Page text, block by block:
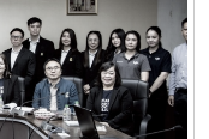
บริหารงานทรัพย์สินฯ
ด้ที่เบอร์ 053 875
(มี @) #MJU
แม่โจ้ #กองบริหาร
ยแม่โจ้ #assetmju